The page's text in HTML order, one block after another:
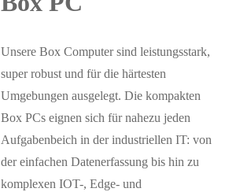
Unsere Box Computer sind leistungsstark,
super robust und für die härtesten
Umgebungen ausgelegt. Die kompakten
Box PCs eignen sich für nahezu jeden
Aufgabenbeich in der industriellen IT: von
der einfachen Datenerfassung bis hin zu
komplexen IOT-, Edge- und